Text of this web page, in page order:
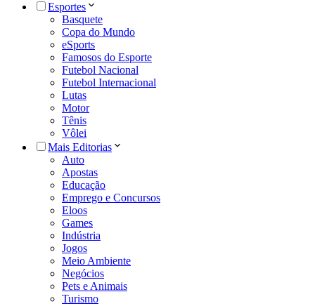
Esportes
Basquete
Copa do Mundo
eSports
Famosos do Esporte
Futebol Nacional
Futebol Internacional
Lutas
Motor
Tênis
Vôlei
Mais Editorias
Auto
Apostas
Educação
Emprego e Concursos
Eloos
Games
Indústria
Jogos
Meio Ambiente
Negócios
Pets e Animais
Turismo